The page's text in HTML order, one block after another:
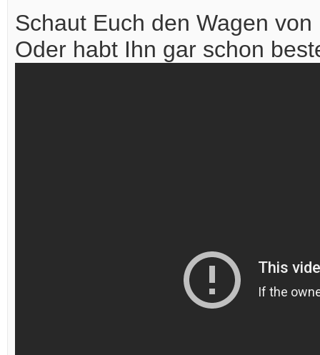
Schaut Euch den Wagen
Oder habt Ihn gar schon